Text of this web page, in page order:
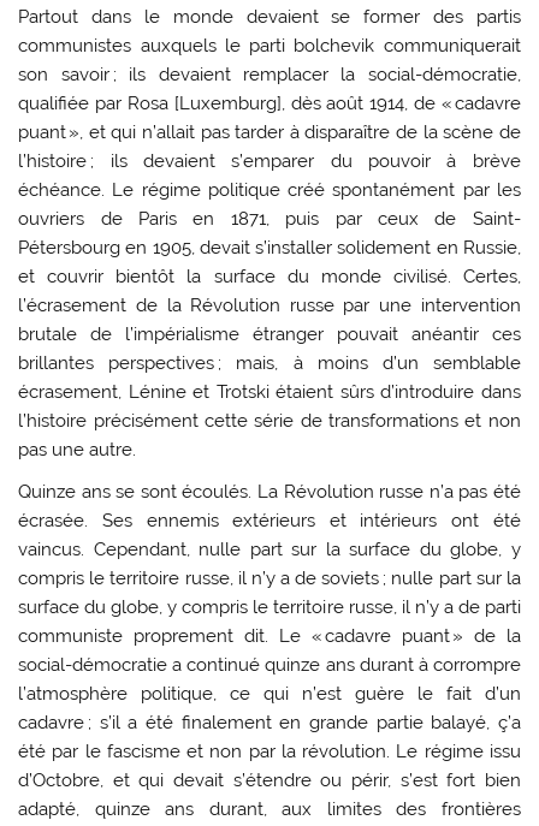
Partout dans le monde devaient se former des partis
communistes auxquels le parti bolchevik communiquerait
son savoir ; ils devaient remplacer la social-démocratie,
qualifiée par Rosa [Luxemburg], dès août 1914, de « cadavre
puant », et qui n’allait pas tarder à disparaître de la scène de
l’histoire ; ils devaient s’emparer du pouvoir à brève
échéance. Le régime politique créé spontanément par les
ouvriers de Paris en 1871, puis par ceux de Saint-
Pétersbourg en 1905, devait s’installer solidement en Russie,
et couvrir bientôt la surface du monde civilisé. Certes,
l’écrasement de la Révolution russe par une intervention
brutale de l’impérialisme étranger pouvait anéantir ces
brillantes perspectives ; mais, à moins d’un semblable
écrasement, Lénine et Trotski étaient sûrs d’introduire dans
l’histoire précisément cette série de transformations et non
pas une autre.
Quinze ans se sont écoulés. La Révolution russe n’a pas été
écrasée. Ses ennemis extérieurs et intérieurs ont été
vaincus. Cependant, nulle part sur la surface du globe, y
compris le territoire russe, il n’y a de soviets ; nulle part sur la
surface du globe, y compris le territoire russe, il n’y a de parti
communiste proprement dit. Le « cadavre puant » de la
social-démocratie a continué quinze ans durant à corrompre
l’atmosphère politique, ce qui n’est guère le fait d’un
cadavre ; s’il a été finalement en grande partie balayé, ç’a
été par le fascisme et non par la révolution. Le régime issu
d’Octobre, et qui devait s’étendre ou périr, s’est fort bien
adapté, quinze ans durant, aux limites des frontières